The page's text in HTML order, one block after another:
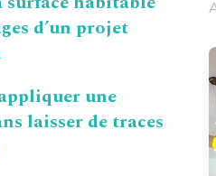
d’un projet
une
laisser de traces